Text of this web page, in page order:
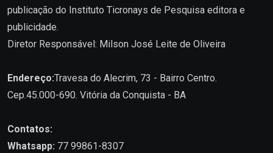
publicação do Instituto Ticronays de Pesquisa editora e
publicidade.
Diretor Responsável: Milson José Leite de Oliveira
Endereço:Travesa do Alecrim, 73 - Bairro Centro.
Cep.45.000-690. Vitória da Conquista - BA
Contatos:
Whatsapp: 77 99861-8307